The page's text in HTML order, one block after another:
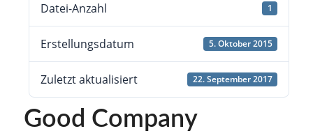
Datei-Anzahl 1
Erstellungsdatum 5. Oktober 2015
Zuletzt aktualisiert 22. September 2017
Good Company